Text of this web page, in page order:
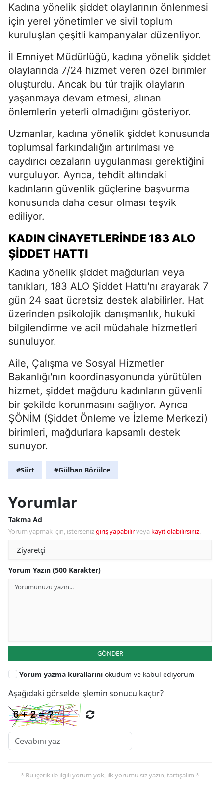
Kadına yönelik şiddet olaylarının önlenmesi
için yerel yönetimler ve sivil toplum
kuruluşları çeşitli kampanyalar düzenliyor.
İl Emniyet Müdürlüğü, kadına yönelik şiddet
olaylarında 7/24 hizmet veren özel birimler
oluşturdu. Ancak bu tür trajik olayların
yaşanmaya devam etmesi, alınan
önlemlerin yeterli olmadığını gösteriyor.
Uzmanlar, kadına yönelik şiddet konusunda
toplumsal farkındalığın artırılması ve
caydırıcı cezaların uygulanması gerektiğini
vurguluyor. Ayrıca, tehdit altındaki
kadınların güvenlik güçlerine başvurma
konusunda daha cesur olması teşvik
ediliyor.
KADIN CİNAYETLERİNDE 183 ALO
ŞİDDET HATTI
Kadına yönelik şiddet mağdurları veya
tanıkları, 183 ALO Şiddet Hattı'nı arayarak 7
gün 24 saat ücretsiz destek alabilirler. Hat
üzerinden psikolojik danışmanlık, hukuki
bilgilendirme ve acil müdahale hizmetleri
sunuluyor.
Aile, Çalışma ve Sosyal Hizmetler
Bakanlığı'nın koordinasyonunda yürütülen
hizmet, şiddet mağduru kadınların güvenli
bir şekilde korunmasını sağlıyor. Ayrıca
ŞÖNİM (Şiddet Önleme ve İzleme Merkezi)
birimleri, mağdurlara kapsamlı destek
sunuyor.
#Siirt #Gülhan Börülce
Yorumlar
Takma Ad
Yorum yapmak için, istersenizgiriş yapabilirveya kayıt olabilirsiniz.
Yorum Yazın (500 Karakter)
GÖNDER
Yorum yazma kurallarını okudum ve kabul ediyorum
Aşağıdaki görselde işlemin sonucu kaçtır?
* Bu içerik ile ilgili yorum yok, ilk yorumu siz yazın, tartışalım *